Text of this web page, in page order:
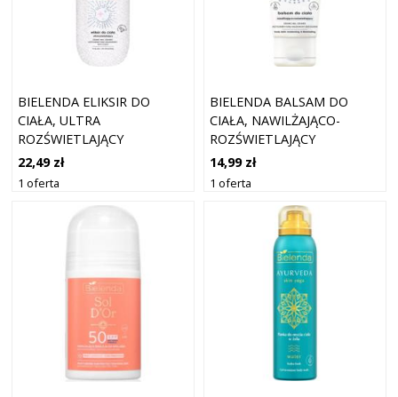
BIELENDA ELIKSIR DO
CIAŁA, ULTRA
ROZŚWIETLAJĄCY
22,49 zł
1 oferta
BIELENDA BALSAM DO
CIAŁA, NAWILŻAJĄCO-
ROZŚWIETLAJĄCY
14,99 zł
1 oferta